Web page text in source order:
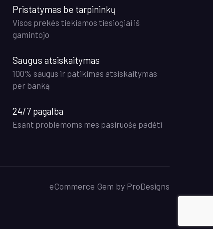
Pristatymas be tarpininkų
Visos prekės tiekiamos tiesiogiai iš
gamintojo
Saugus atsiskaitymas
100% saugus ir patikimas atsiskaitymas
per banką
24/7 pagalba
Esant problemoms mes pasiruošę padėti
eCommerce Gem by ProDesigns